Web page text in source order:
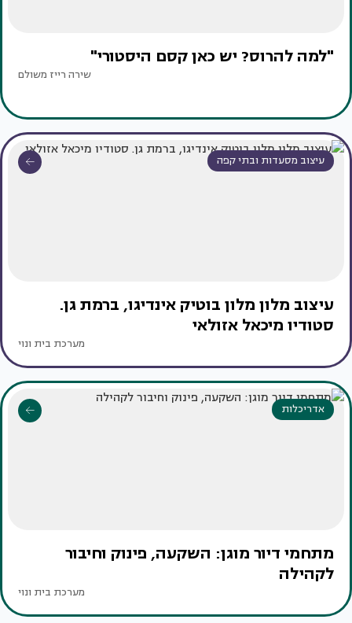
"למה להרוס? יש כאן קסם היסטורי"
שירה רייז משולם
עיצוב מסעדות ובתי קפה
עיצוב מלון מלון בוטיק אינדיגו, ברמת גן.
סטודיו מיכאל אזולאי
מערכת בית ונוי
אדריכלות
מתחמי דיור מוגן: השקעה, פינוק וחיבור
לקהילה
מערכת בית ונוי